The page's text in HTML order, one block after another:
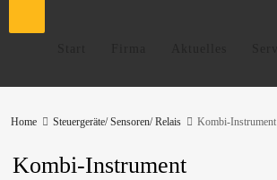
Home Steuergeräte/ Sensoren/ Relais Kombi-Instrument
Kombi-Instrument